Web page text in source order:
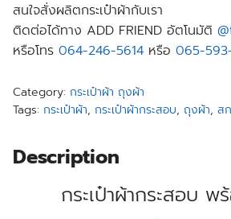
สนใจสั่งผลิตกระเป๋าผ้ากับเรา
ติดต่อได้ทาง ADD FRIEND อัตโนมัติ
หรือโทร 064-246-5614 หรือ 065-
Category: กระเป๋าผ้า ถุงผ้า
Tags: กระเป๋าผ้า, กระเป๋าผ้ากระสอบ, ถุงผ้า, ส
Description
กระเป๋าผ้ากระสอบ